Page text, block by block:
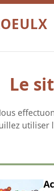
Le
utiliser